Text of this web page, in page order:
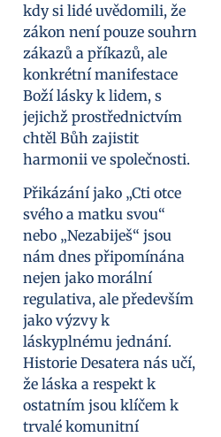
kdy si lidé uvědomili, že
zákon není pouze souhrn
zákazů a příkazů, ale
konkrétní manifestace
Boží lásky k lidem, s
jejichž prostřednictvím
chtěl Bůh zajistit
harmonii ve společnosti.
Přikázání jako „Cti otce
svého a matku svou“
nebo „Nezabiješ“ jsou
nám dnes připomínána
nejen jako morální
regulativa, ale především
jako výzvy k
láskyplnému jednání.
Historie Desatera nás učí,
že láska a respekt k
ostatním jsou klíčem k
trvalé komunitní